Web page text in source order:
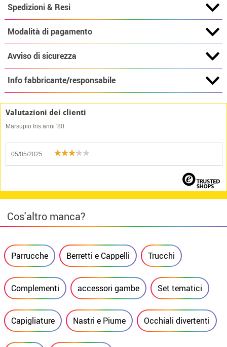
Spedizioni & Resi
Modalità di pagamento
Avviso di sicurezza
Info fabbricante/responsabile
Valutazioni dei clienti
Marsupio Iris anni '80
05/05/2025
Cos'altro manca?
Parrucche Berretti e Cappelli Trucchi
Complementi accessori gambe Set tematici
Capigliature Nastri e Piume Occhiali divertenti